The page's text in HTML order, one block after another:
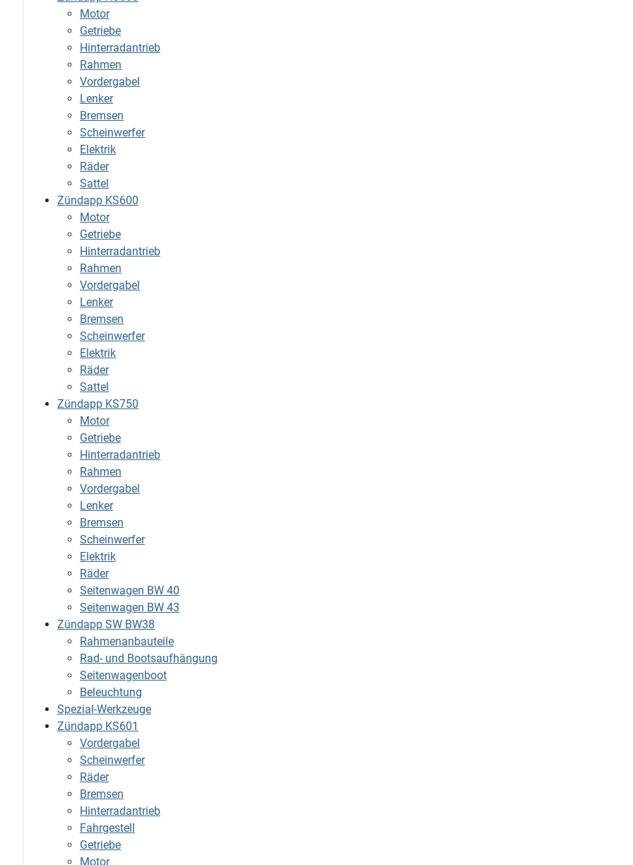
Motor
Getriebe
Hinterradantrieb
Rahmen
Vordergabel
Lenker
Bremsen
Scheinwerfer
Elektrik
Räder
Sattel
Zündapp KS600
Motor
Getriebe
Hinterradantrieb
Rahmen
Vordergabel
Lenker
Bremsen
Scheinwerfer
Elektrik
Räder
Sattel
Zündapp KS750
Motor
Getriebe
Hinterradantrieb
Rahmen
Vordergabel
Lenker
Bremsen
Scheinwerfer
Elektrik
Räder
Seitenwagen BW 40
Seitenwagen BW 43
Zündapp SW BW38
Rahmenanbauteile
Rad- und Bootsaufhängung
Seitenwagenboot
Beleuchtung
Spezial-Werkzeuge
Zündapp KS601
Vordergabel
Scheinwerfer
Räder
Bremsen
Hinterradantrieb
Fahrgestell
Getriebe
Motor